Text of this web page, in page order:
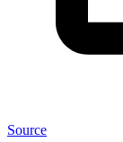
Source